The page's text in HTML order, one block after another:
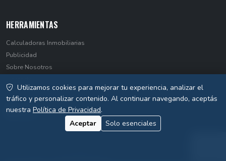
HERRAMIENTAS
Calculadoras Inmobiliarias
Publicidad
Sobre Nosotros
Privacidad
Utilizamos cookies para mejorar tu experiencia, analizar el
tráfico y personalizar contenido. Al continuar navegando, aceptás
nuestra Política de Privacidad.
Aceptar
Solo esenciales